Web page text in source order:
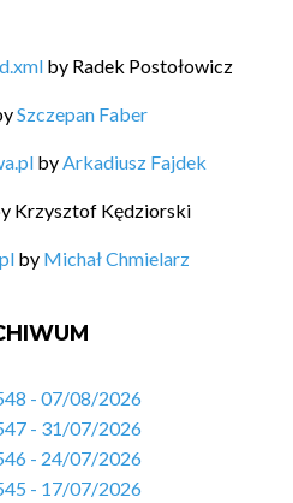
by Radek Postołowicz
Szczepan Faber
by Arkadiusz Fajdek
Krzysztof Kędziorski
by Michał Chmielarz
- 07/08/2026
- 31/07/2026
- 24/07/2026
- 17/07/2026